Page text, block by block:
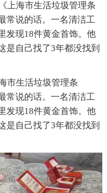
上海市生活垃圾管理条
常说的话。一名清洁工
发现18件黄金首饰。他
是自己找了3年都没找到
市生活垃圾管理条
常说的话。一名清洁工
发现18件黄金首饰。他
是自己找了3年都没找到